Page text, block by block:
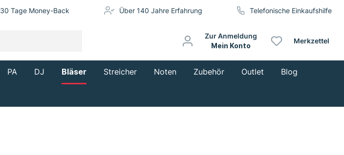
30 Tage Money-Back Über 140 Jahre Erfahrung Telefonische Einkaufshilfe
Zur Anmeldung
Mein Konto
Merkzettel
PA DJ Bläser Streicher Noten Zubehör Outlet Blog